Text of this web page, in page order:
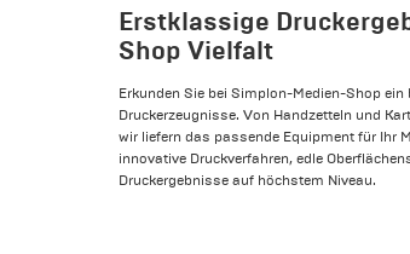
Erstklassige
Shop Vielfalt
Erkunden Sie bei Simplon-Medien-Shop
Druckerzeugnisse. Von Handzetteln und
wir liefern das passende Equipment für Ihr
innovative Druckverfahren, edle
Druckergebnisse auf höchstem Niveau.